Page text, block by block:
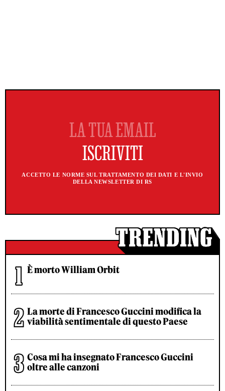
ACCETTO LE NORME SUL TRATTAMENTO DEI DATI E L'INVIO
DELLA NEWSLETTER DI RS
È morto William Orbit
La morte di Francesco Guccini modifica la
viabilità sentimentale di questo Paese
Cosa mi ha insegnato Francesco Guccini
oltre alle canzoni